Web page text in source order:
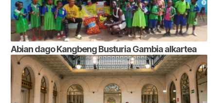
Abian dago Kangbeng Busturia Gambia alkartea